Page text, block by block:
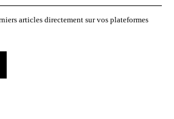
articles directement sur vos plateformes